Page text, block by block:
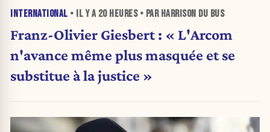
INTERNATIONAL • IL Y A 20 HEURES• PAR HARRISON DU BUS
Franz-Olivier Giesbert : « L'Arcom
n'avance même plus masquée et se
substitue à la justice »